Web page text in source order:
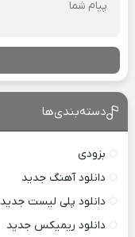
دسته‌بندی‌ها
بزودی
دانلود آهنگ جدید
دانلود پلی لیست جدید
دانلود ریمیکس جدید